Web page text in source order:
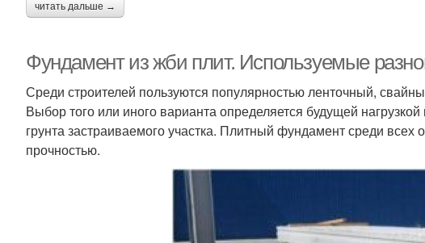
читать дальше →
Фундамент из жби плит. Используемые
Среди строителей пользуются популярностью ленточный,
Выбор того или иного варианта определяется будущей
грунта застраиваемого участка. Плитный фундамент среди
прочностью.